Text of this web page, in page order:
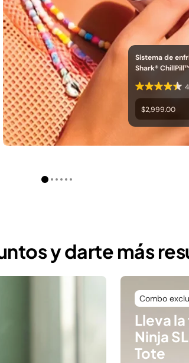
Sistema de
Shark®
$2,999.00
y darte más
Combo
Lleva
Ninja
Tote